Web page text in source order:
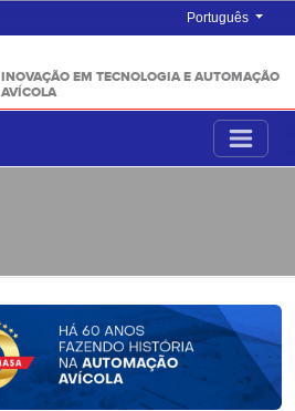
Português
INOVAÇÃO EM TECNOLOGIA E AUTOMAÇÃO
AVÍCOLA